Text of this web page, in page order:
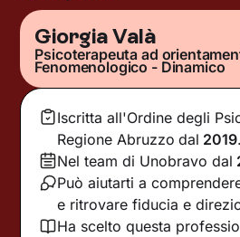
Giorgia Valà
Psicoterapeuta ad
Fenomenologico - Dinamico
Iscritta all'Ordine degli
Regione Abruzzo dal 2019.
Nel team di Unobravo dal
Può aiutarti a
e ritrovare fiducia e
Ha scelto questa